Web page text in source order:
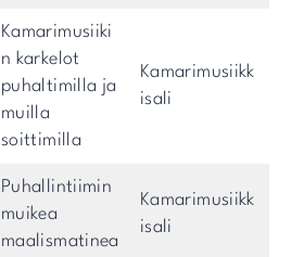
Kamarimusiiki
n karkelot
puhaltimilla ja
muilla
soittimilla
Kamarimusiikk
isali
Puhallintiimin
muikea
maalismatinea
Kamarimusiikk
isali